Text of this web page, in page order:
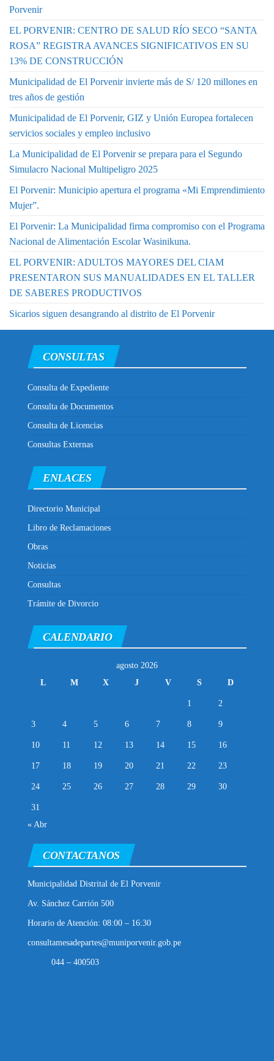
Porvenir
EL PORVENIR: CENTRO DE SALUD RÍO SECO “SANTA
ROSA” REGISTRA AVANCES SIGNIFICATIVOS EN SU
13% DE CONSTRUCCIÓN
Municipalidad de El Porvenir invierte más de S/ 120 millones en
tres años de gestión
Municipalidad de El Porvenir, GIZ y Unión Europea fortalecen
servicios sociales y empleo inclusivo
La Municipalidad de El Porvenir se prepara para el Segundo
Simulacro Nacional Multipeligro 2025
El Porvenir: Municipio apertura el programa «Mi Emprendimiento
Mujer”.
El Porvenir: La Municipalidad firma compromiso con el Programa
Nacional de Alimentación Escolar Wasinikuna.
EL PORVENIR: ADULTOS MAYORES DEL CIAM
PRESENTARON SUS MANUALIDADES EN EL TALLER
DE SABERES PRODUCTIVOS
Sicarios siguen desangrando al distrito de El Porvenir
CONSULTAS
Consulta de Expediente
Consulta de Documentos
Consulta de Licencias
Consultas Externas
ENLACES
Directorio Municipal
Libro de Reclamaciones
Obras
Noticias
Consultas
Trámite de Divorcio
CALENDARIO
agosto 2026
L
M X J V S D
1 2
3 4 5 6 7 8 9
10 11 12 13 14 15 16
17 18 19 20 21 22 23
24 25 26 27 28 29 30
31
« Abr
CONTACTANOS
Municipalidad Distrital de El Porvenir
Av. Sánchez Carrión 500
Horario de Atención: 08:00 – 16:30
consultamesadepartes@muniporvenir.gob.pe
044 – 400503